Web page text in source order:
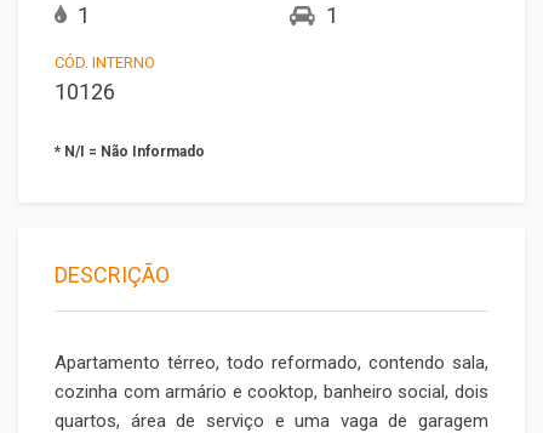
1 1
CÓD. INTERNO
10126
* N/I = Não Informado
DESCRIÇÃO
Apartamento térreo, todo reformado, contendo sala,
cozinha com armário e cooktop, banheiro social, dois
quartos, área de serviço e uma vaga de garagem